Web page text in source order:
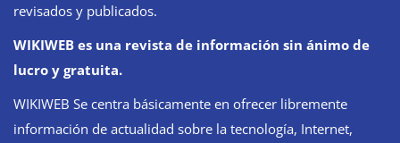
revisados y publicados.
WIKIWEB es una revista de información sin ánimo de
lucro y gratuita.
WIKIWEB Se centra básicamente en ofrecer libremente
información de actualidad sobre la tecnología, Internet,